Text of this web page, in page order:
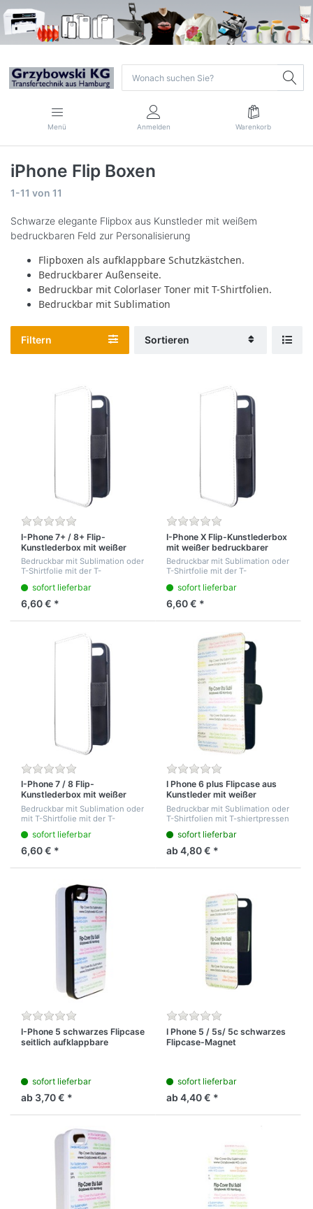
Menü Anmelden Warenkorb
iPhone Flip Boxen
1-11 von 11
Schwarze elegante Flipbox aus Kunstleder mit weißem
bedruckbaren Feld zur Personalisierung
Flipboxen als aufklappbare Schutzkästchen.
Bedruckbarer Außenseite.
Bedruckbar mit Colorlaser Toner mit T-Shirtfolien.
Bedruckbar mit Sublimation
Filtern Sortieren
I-Phone 7+ / 8+ Flip-
Kunstlederbox mit weißer
bedruckbarer Front
Bedruckbar mit Sublimation oder
T-Shirtfolie mit der T-
berührungsloses digitales
Zahlen mit Karten an der
Supermarktkasse
sofort lieferbar
6,60 € *
I-Phone X Flip-Kunstlederbox
mit weißer bedruckbarer
Front
Bedruckbar mit Sublimation oder
T-Shirtfolie mit der T-
berührungsloses digitales
Zahlen mit Karten an der
Supermarktkasse
sofort lieferbar
6,60 € *
I-Phone 7 / 8 Flip-
Kunstlederbox mit weißer
bedruckbarer Front
Bedruckbar mit Sublimation oder
mit T-Shirtfolie mit der T-
Kunstlederbox, aufklappbar mit
Magnetverschluss. 3
Kreditkartentaschen an d...
sofort lieferbar
6,60 € *
I Phone 6 plus Flipcase aus
Kunstleder mit weißer
bedruckbarer Frontseite mit
Magnetverschluss
Bedruckbar mit Sublimation oder
T-Shirtfolien mit T-shiertpressen
sofort lieferbar
ab 4,80 € *
I-Phone 5 schwarzes Flipcase
seitlich aufklappbare
sofort lieferbar
ab 3,70 € *
I Phone 5 / 5s/ 5c schwarzes
Flipcase-Magnet
sofort lieferbar
ab 4,40 € *